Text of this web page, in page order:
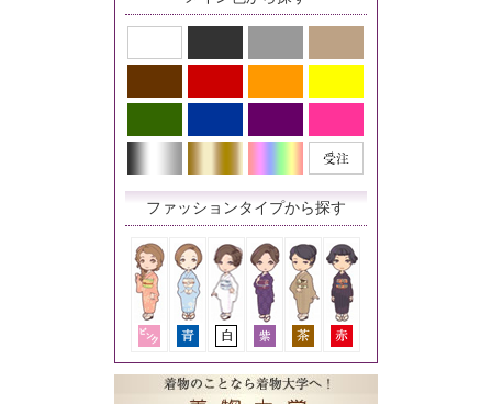
ファッションタイプから探す